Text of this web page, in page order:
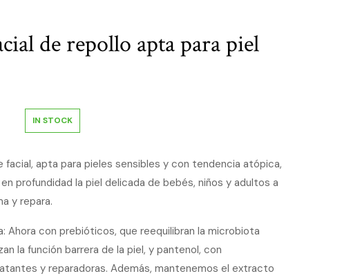
de repollo apta para piel
IN STOCK
facial, apta para pieles sensibles y con tendencia atópica,
profundidad la piel delicada de bebés, niños y adultos a
y repara.
Ahora con prebióticos, que reequilibran la microbiota
la función barrera de la piel, y pantenol, con
y reparadoras. Además, mantenemos el extracto